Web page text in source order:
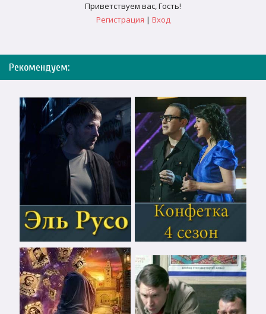
Приветствуем вас,Гость!
Регистрация | Вход
Рекомендуем: